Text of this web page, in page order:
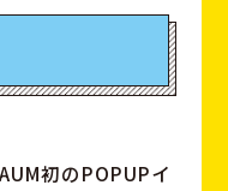
初のPOPUPイ